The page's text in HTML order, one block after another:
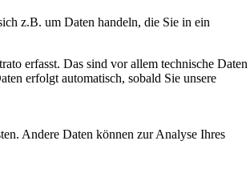
z.B. um Daten handeln, die Sie in ein
erfasst. Das sind vor allem technische Daten
erfolgt automatisch, sobald Sie unsere
Andere Daten können zur Analyse Ihres